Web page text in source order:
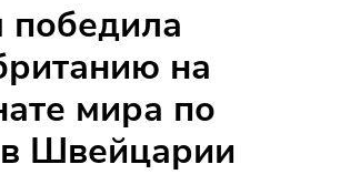
победила
на
мира по
Швейцарии